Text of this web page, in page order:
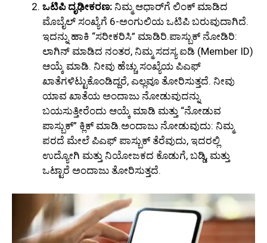
ಒಟಿಪಿ ದೃಢೀಕರಣ: ನಿಮ್ಮ ಆಧಾರ್‌ಗೆ ಲಿಂಕ್ ಮಾಡಿದ
ಮೊಬೈಲ್ ಸಂಖ್ಯೆಗೆ 6-ಅಂಗುಲಿಯ ಒಟಿಪಿ ಬರುವುದಾಗಿದೆ.
ಇದನ್ನು ಹಾಕಿ “ಸರೀಕರಿಸಿ” ಮಾಡಿರಿ.ಪಾಸ್ಬುಕ್ ನೋಡಿರಿ:
ಲಾಗಿನ್ ಮಾಡಿದ ನಂತರ, ನಿಮ್ಮ ಸದಸ್ಯ ಐಡಿ (Member ID)
ಆಯ್ಕೆ ಮಾಡಿ. ನೀವು ಹೆಚ್ಚು ಸಂಖ್ಯೆಯ ಪಿಎಫ್
ಖಾತೆಗಳಿಟ್ಟುಕೊಂಡಿದ್ದರೆ, ಎಲ್ಲವೂ ತೋರಿಸುತ್ತದೆ. ನೀವು
ಯಾವ ಖಾತೆಯ ಅಂದಾಜು ನೋಡುವುದನ್ನು
ಬಯಸುತ್ತೀರೆಂದು ಆಯ್ಕೆ ಮಾಡಿ ಮತ್ತು “ನೋಡುವ
ಪಾಸ್ಬುಕ್” ಕ್ಲಿಕ್ ಮಾಡಿ.ಅಂದಾಜು ನೋಡುವುದು: ನಿಮ್ಮ
ಪರದೆ ಮೇಲೆ ಪಿಎಫ್ ಪಾಸ್ಬುಕ್ ತೆರೆವುದು, ಇದರಲ್ಲಿ
ಉದ್ಯೋಗಿ ಮತ್ತು ನಿಯೋಜಕದ ಕೊಡುಗೆ, ಬಡ್ಡಿ, ಮತ್ತು
ಒಟ್ಟಾರೆ ಅಂದಾಜು ತೋರಿಸುತ್ತದೆ.